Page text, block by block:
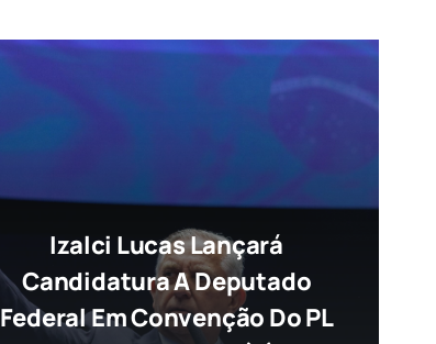
Izalci Lucas Lançará
Candidatura A Deputado
Federal Em Convenção Do PL